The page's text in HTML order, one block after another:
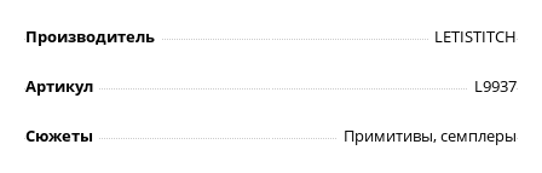
Производитель LETISTITCH
Артикул L9937
Сюжеты Примитивы, семплеры